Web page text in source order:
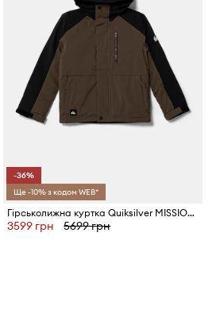
-36%
Ще -10% з кодом WEB*
Гірськолижна куртка Quiksilver MISSION BLOCK JK
3599 грн 5699 грн